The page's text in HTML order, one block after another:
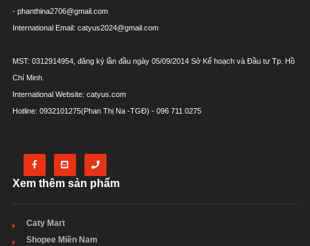
- phanthina2706@gmail.com
International Email: catyus2024@gmail.com
MST: 0312914954, đăng ký lần đầu ngày 05/09/2014 Sở Kế hoạch và Đầu tư Tp. Hồ
Chí Minh.
International Website: catyus.com
Hotline: 0932101275(Phan Thị Na -TGĐ) - 096 711 0275
Xem thêm sản phẩm
Caty Mart
Shopee Miền Nam